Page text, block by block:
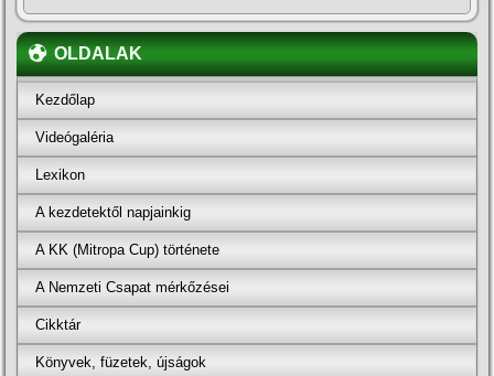
OLDALAK
Kezdőlap
Videógaléria
Lexikon
A kezdetektől napjainkig
A KK (Mitropa Cup) története
A Nemzeti Csapat mérkőzései
Cikktár
Könyvek, füzetek, újságok